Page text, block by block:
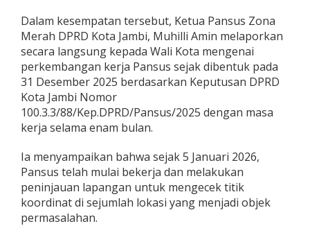
Dalam kesempatan tersebut, Ketua Pansus Zona
Merah DPRD Kota Jambi, Muhilli Amin melaporkan
secara langsung kepada Wali Kota mengenai
perkembangan kerja Pansus sejak dibentuk pada
31 Desember 2025 berdasarkan Keputusan DPRD
Kota Jambi Nomor
100.3.3/88/Kep.DPRD/Pansus/2025 dengan masa
kerja selama enam bulan.
Ia menyampaikan bahwa sejak 5 Januari 2026,
Pansus telah mulai bekerja dan melakukan
peninjauan lapangan untuk mengecek titik
koordinat di sejumlah lokasi yang menjadi objek
permasalahan.